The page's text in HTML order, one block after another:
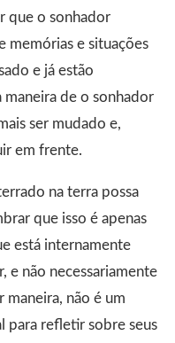
que o sonhador
memórias e situações
e já estão
maneira de o sonhador
ser mudado e,
em frente.
na terra possa
que isso é apenas
está internamente
não necessariamente
não é um
para refletir sobre seus